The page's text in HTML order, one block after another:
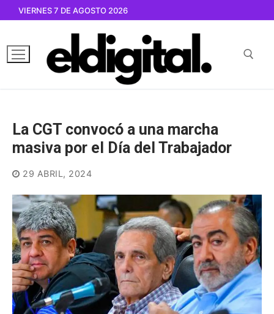
contenido
VIERNES 7 DE AGOSTO 2026
La CGT convocó a una marcha
masiva por el Día del Trabajador
29 ABRIL, 2024